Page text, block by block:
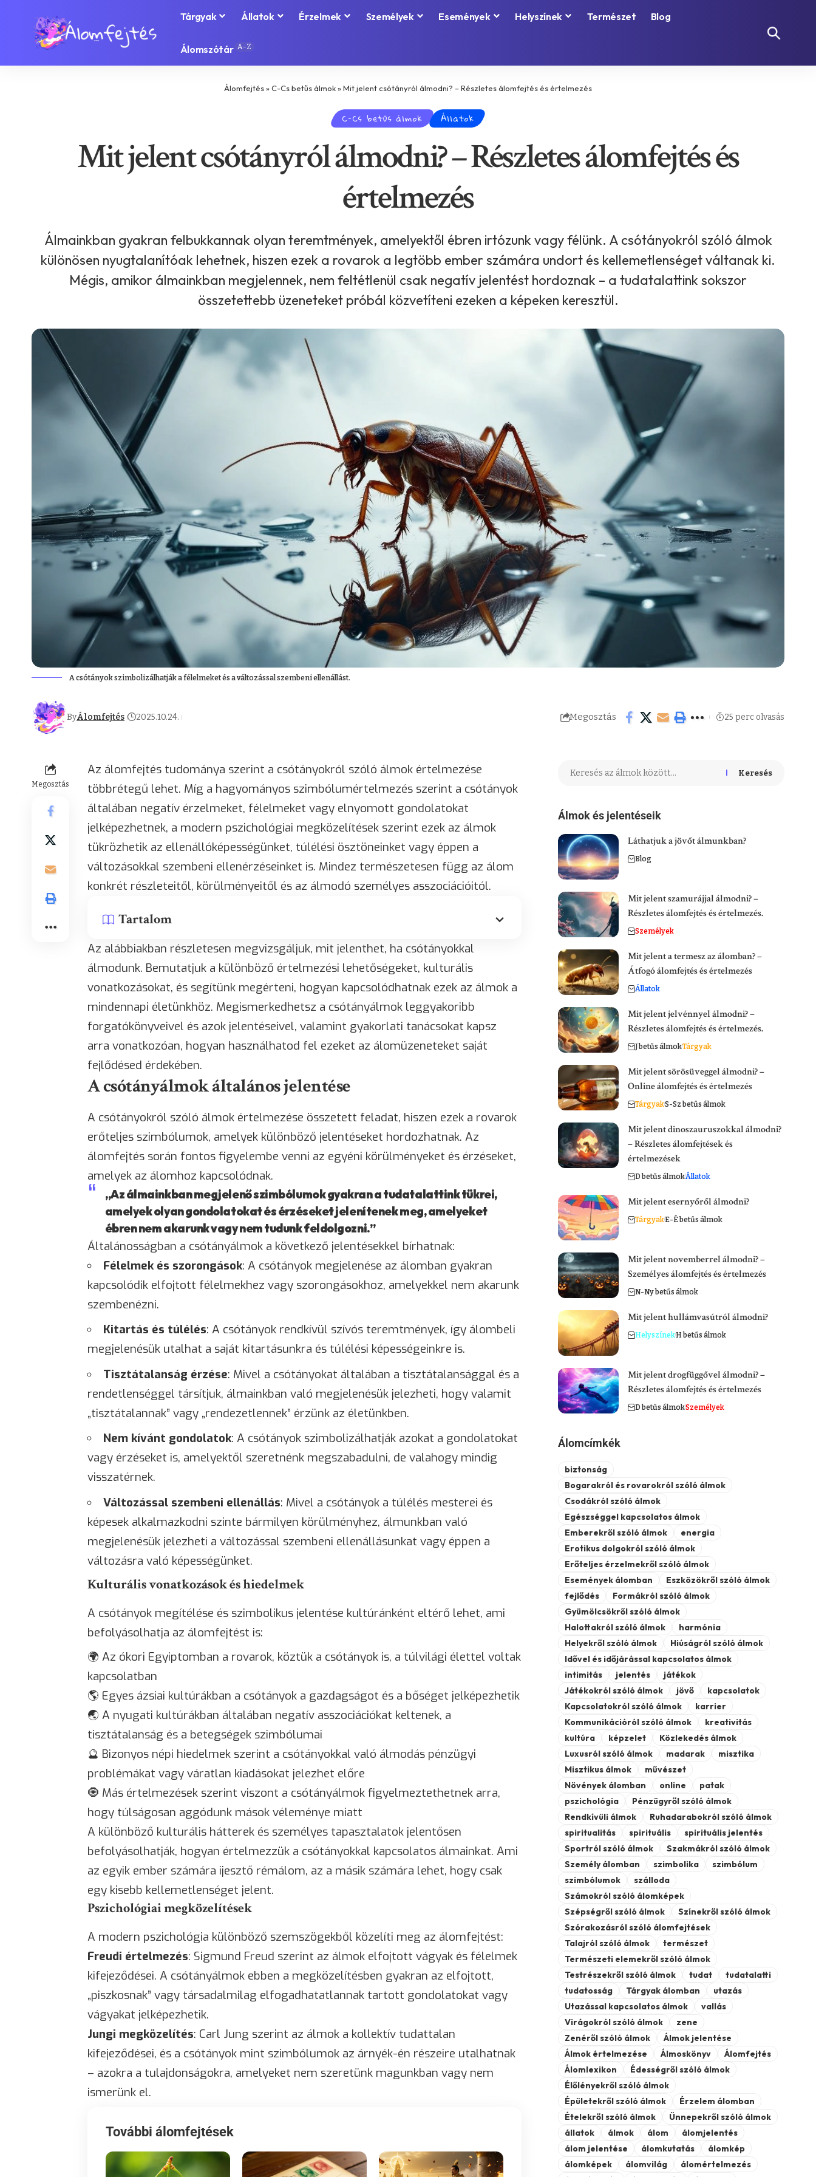
Tárgyak Állatok Érzelmek Személyek Események Helyszínek Természet Blog
Álomszótár A-Z
Álomfejtés»C-Cs betűs álmok»Mit jelent csótányról álmodni? – Részletes álomfejtés és értelmezés
C-Cs betűs álmok Állatok
Mit jelent csótányról álmodni? – Részletes álomfejtés és
értelmezés
Álmainkban gyakran felbukkannak olyan teremtmények, amelyektől ébren irtózunk vagy félünk. A csótányokról szóló álmok
különösen nyugtalanítóak lehetnek, hiszen ezek a rovarok a legtöbb ember számára undort és kellemetlenséget váltanak ki.
Mégis, amikor álmainkban megjelennek, nem feltétlenül csak negatív jelentést hordoznak – a tudatalattink sokszor
összetettebb üzeneteket próbál közvetíteni ezeken a képeken keresztül.
A csótányok szimbolizálhatják a félelmeket és a változással szembeni ellenállást.
ByÁlomfejtés 2025.10.24. Megosztás 25 perc olvasás
Megosztás
Az álomfejtés tudománya szerint a csótányokról szóló álmok értelmezése
többrétegű lehet. Míg a hagyományos szimbólumértelmezés szerint a csótányok
általában negatív érzelmeket, félelmeket vagy elnyomott gondolatokat
jelképezhetnek, a modern pszichológiai megközelítések szerint ezek az álmok
tükrözhetik az ellenállóképességünket, túlélési ösztöneinket vagy éppen a
változásokkal szembeni ellenérzéseinket is. Mindez természetesen függ az álom
konkrét részleteitől, körülményeitől és az álmodó személyes asszociációitól.
Tartalom
Az alábbiakban részletesen megvizsgáljuk, mit jelenthet, ha csótányokkal
álmodunk. Bemutatjuk a különböző értelmezési lehetőségeket, kulturális
vonatkozásokat, és segítünk megérteni, hogyan kapcsolódhatnak ezek az álmok a
mindennapi életünkhöz. Megismerkedhetsz a csótányálmok leggyakoribb
forgatókönyveivel és azok jelentéseivel, valamint gyakorlati tanácsokat kapsz
arra vonatkozóan, hogyan használhatod fel ezeket az álomüzeneteket saját
fejlődésed érdekében.
A csótányálmok általános jelentése
A csótányokról szóló álmok értelmezése összetett feladat, hiszen ezek a rovarok
erőteljes szimbólumok, amelyek különböző jelentéseket hordozhatnak. Az
álomfejtés során fontos figyelembe venni az egyéni körülményeket és érzéseket,
amelyek az álomhoz kapcsolódnak.
„Az álmainkban megjelenő szimbólumok gyakran a tudatalattink tükrei,
amelyek olyan gondolatokat és érzéseket jelenítenek meg, amelyeket
ébren nem akarunk vagy nem tudunk feldolgozni.”
Általánosságban a csótányálmok a következő jelentésekkel bírhatnak:
Félelmek és szorongások: A csótányok megjelenése az álomban gyakran
kapcsolódik elfojtott félelmekhez vagy szorongásokhoz, amelyekkel nem akarunk
szembenézni.
Kitartás és túlélés: A csótányok rendkívül szívós teremtmények, így álombeli
megjelenésük utalhat a saját kitartásunkra és túlélési képességeinkre is.
Tisztátalanság érzése: Mivel a csótányokat általában a tisztátalansággal és a
rendetlenséggel társítjuk, álmainkban való megjelenésük jelezheti, hogy valamit
„tisztátalannak” vagy „rendezetlennek” érzünk az életünkben.
Nem kívánt gondolatok: A csótányok szimbolizálhatják azokat a gondolatokat
vagy érzéseket is, amelyektől szeretnénk megszabadulni, de valahogy mindig
visszatérnek.
Változással szembeni ellenállás: Mivel a csótányok a túlélés mesterei és
képesek alkalmazkodni szinte bármilyen körülményhez, álmunkban való
megjelenésük jelezheti a változással szembeni ellenállásunkat vagy éppen a
változásra való képességünket.
Kulturális vonatkozások és hiedelmek
A csótányok megítélése és szimbolikus jelentése kultúránként eltérő lehet, ami
befolyásolhatja az álomfejtést is:
🌍 Az ókori Egyiptomban a rovarok, köztük a csótányok is, a túlvilági élettel voltak
kapcsolatban
🌎 Egyes ázsiai kultúrákban a csótányok a gazdagságot és a bőséget jelképezhetik
🌏 A nyugati kultúrákban általában negatív asszociációkat keltenek, a
tisztátalanság és a betegségek szimbólumai
🔮 Bizonyos népi hiedelmek szerint a csótányokkal való álmodás pénzügyi
problémákat vagy váratlan kiadásokat jelezhet előre
🧿 Más értelmezések szerint viszont a csótányálmok figyelmeztethetnek arra,
hogy túlságosan aggódunk mások véleménye miatt
A különböző kulturális hátterek és személyes tapasztalatok jelentősen
befolyásolhatják, hogyan értelmezzük a csótányokkal kapcsolatos álmainkat. Ami
az egyik ember számára ijesztő rémálom, az a másik számára lehet, hogy csak
egy kisebb kellemetlenséget jelent.
Pszichológiai megközelítések
A modern pszichológia különböző szemszögekből közelíti meg az álomfejtést:
Freudi értelmezés: Sigmund Freud szerint az álmok elfojtott vágyak és félelmek
kifejeződései. A csótányálmok ebben a megközelítésben gyakran az elfojtott,
„piszkosnak” vagy társadalmilag elfogadhatatlannak tartott gondolatokat vagy
vágyakat jelképezhetik.
Jungi megközelítés: Carl Jung szerint az álmok a kollektív tudattalan
kifejeződései, és a csótányok mint szimbólumok az árnyék-én részeire utalhatnak
– azokra a tulajdonságokra, amelyeket nem szeretünk magunkban vagy nem
ismerünk el.
További álomfejtések
Keresés
Álmok és jelentéseik
Láthatjuk a jövőt álmunkban?
Blog
Mit jelent szamurájjal álmodni? –
Részletes álomfejtés és értelmezés.
Személyek
Mit jelent a termesz az álomban? –
Átfogó álomfejtés és értelmezés
Állatok
Mit jelent jelvénnyel álmodni? –
Részletes álomfejtés és értelmezés.
J betűs álmokTárgyak
Mit jelent sörösüveggel álmodni? –
Online álomfejtés és értelmezés
TárgyakS-Sz betűs álmok
Mit jelent dinoszauruszokkal álmodni?
– Részletes álomfejtések és
értelmezések
D betűs álmokÁllatok
Mit jelent esernyőről álmodni?
TárgyakE-É betűs álmok
Mit jelent novemberrel álmodni? –
Személyes álomfejtés és értelmezés
N-Ny betűs álmok
Mit jelent hullámvasútról álmodni?
HelyszínekH betűs álmok
Mit jelent drogfüggővel álmodni? –
Részletes álomfejtés és értelmezés
D betűs álmokSzemélyek
Álomcímkék
biztonság
Bogarakról és rovarokról szóló álmok
Csodákról szóló álmok
Egészséggel kapcsolatos álmok
Emberekről szóló álmok
energia
Erotikus dolgokról szóló álmok
Erőteljes érzelmekről szóló álmok
Események álomban
Eszközökről szóló álmok
fejlődés
Formákról szóló álmok
Gyümölcsökről szóló álmok
Halottakról szóló álmok
harmónia
Helyekről szóló álmok
Hiúságról szóló álmok
Idővel és időjárással kapcsolatos álmok
intimitás
jelentés
játékok
Játékokról szóló álmok
jövő
kapcsolatok
Kapcsolatokról szóló álmok
karrier
Kommunikációról szóló álmok
kreativitás
kultúra
képzelet
Közlekedés álmok
Luxusról szóló álmok
madarak
misztika
Misztikus álmok
művészet
Növények álomban
online
patak
pszichológia
Pénzügyről szóló álmok
Rendkívüli álmok
Ruhadarabokról szóló álmok
spiritualitás
spirituális
spirituális jelentés
Sportról szóló álmok
Szakmákról szóló álmok
Személy álomban
szimbolika
szimbólum
szimbólumok
szálloda
Számokról szóló álomképek
Szépségről szóló álmok
Színekről szóló álmok
Szórakozásról szóló álomfejtések
Talajról szóló álmok
természet
Természeti elemekről szóló álmok
Testrészekről szóló álmok
tudat
tudatalatti
tudatosság
Tárgyak álomban
utazás
Utazással kapcsolatos álmok
vallás
Virágokról szóló álmok
zene
Zenéről szóló álmok
Álmok jelentése
Álmok értelmezése
Álmoskönyv
Álomfejtés
Álomlexikon
Édességről szóló álmok
Élőlényekről szóló álmok
Épületekről szóló álmok
Érzelem álomban
Ételekről szóló álmok
Ünnepekről szóló álmok
állatok
álmok álom
álomjelentés
álom jelentése
álomkutatás
álomkép
álomképek
álomvilág
álomértelmezés